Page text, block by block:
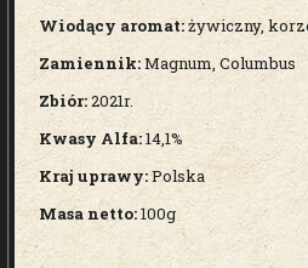
Wiodący aromat:żywiczny,
Zamiennik:Magnum, Columbus
Zbiór:2021r.
Kwasy Alfa:14,1%
Kraj uprawy:Polska
Masa netto:100g